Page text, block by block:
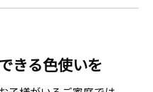
きる色使いを